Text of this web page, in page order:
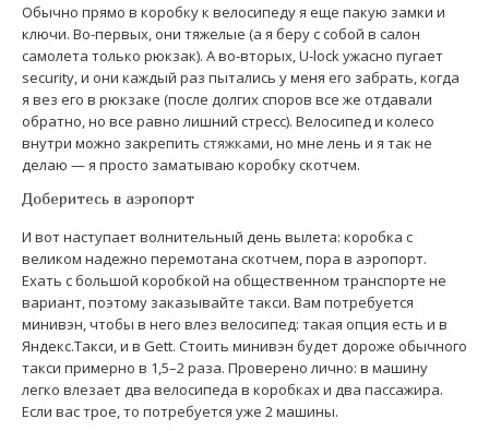
Обычно прямо в коробку к велосипеду я еще пакую замки и
ключи. Во-первых, они тяжелые (а я беру с собой в салон
самолета только рюкзак). А во-вторых, U-lock ужасно пугает
security, и они каждый раз пытались у меня его забрать, когда
я вез его в рюкзаке (после долгих споров все же отдавали
обратно, но все равно лишний стресс). Велосипед и колесо
внутри можно закрепить стяжками, но мне лень и я так не
делаю — я просто заматываю коробку скотчем.
Доберитесь в аэропорт
И вот наступает волнительный день вылета: коробка с
великом надежно перемотана скотчем, пора в аэропорт.
Ехать с большой коробкой на общественном транспорте не
вариант, поэтому заказывайте такси. Вам потребуется
минивэн, чтобы в него влез велосипед: такая опция есть и в
Яндекс.Такси, и в Gett. Стоить минивэн будет дороже обычного
такси примерно в 1,5–2 раза. Проверено лично: в машину
легко влезает два велосипеда в коробках и два пассажира.
Если вас трое, то потребуется уже 2 машины.